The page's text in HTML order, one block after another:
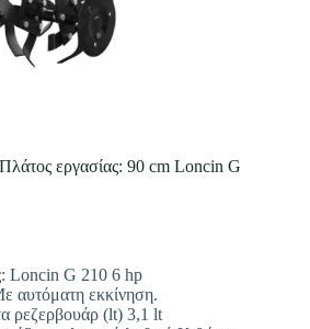
αναλυτικά*
εργασίας: 90 cm Loncin G
Loncin G 210 6 hp
αυτόματη εκκίνηση.
ρεζερβουάρ (lt) 3,1 lt